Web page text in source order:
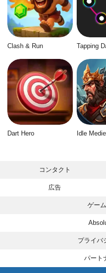
Clash & Run Tapping
Dart Hero Idle
コンタクト
広告
ゲー
プライバ
パート